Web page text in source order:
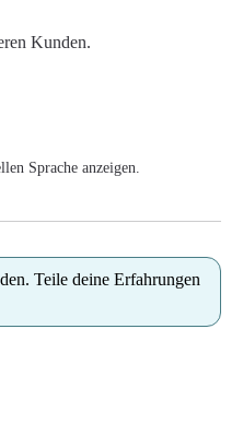
von 5 Sternen
Kunden.
Sprache anzeigen.
Teile deine Erfahrungen